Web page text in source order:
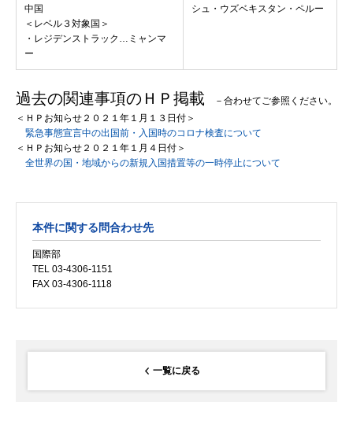
中国
＜レベル３対象国＞
・レジデンストラック…ミャンマ
ー
シュ・ウズベキスタン・ペルー
過去の関連事項のＨＰ掲載 －合わせてご参照ください。
＜ＨＰお知らせ２０２１年１月１３日付＞
緊急事態宣言中の出国前・入国時のコロナ検査について
＜ＨＰお知らせ２０２１年１月４日付＞
全世界の国・地域からの新規入国措置等の一時停止について
本件に関する問合わせ先
国際部
TEL 03-4306-1151
FAX 03-4306-1118
一覧に戻る